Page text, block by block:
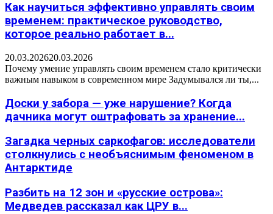
Как научиться эффективно управлять своим
временем: практическое руководство,
которое реально работает в...
20.03.202620.03.2026
Почему умение управлять своим временем стало критически
важным навыком в современном мире Задумывался ли ты,...
Доски у забора — уже нарушение? Когда
дачника могут оштрафовать за хранение...
Загадка черных саркофагов: исследователи
столкнулись с необъяснимым феноменом в
Антарктиде
Разбить на 12 зон и «русские острова»:
Медведев рассказал как ЦРУ в...